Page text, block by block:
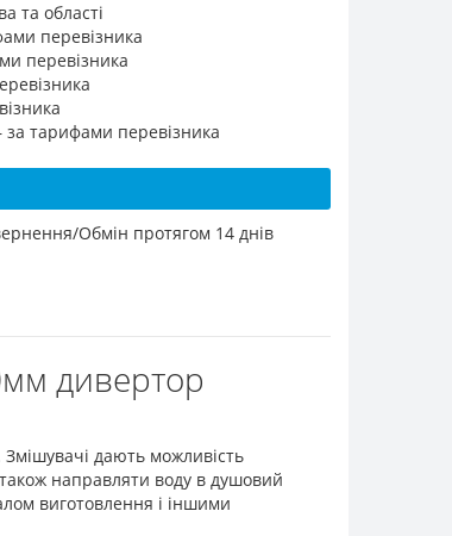
та області
перевізника
перевізника
за тарифами перевізника
Обмін протягом 14 днів
дивертор
дають можливість
направляти воду в душовий
виготовлення і іншими